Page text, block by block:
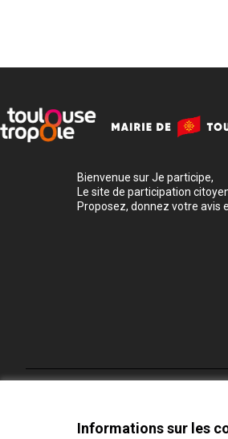
Informations sur les
Bienvenue sur Je participe,
Le site de participation
Proposez, donnez votre avis